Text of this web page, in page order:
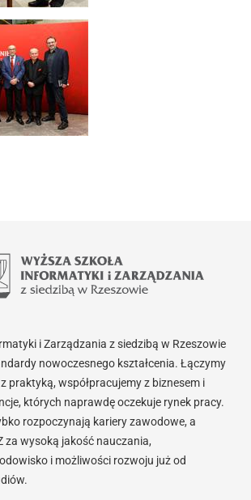
i Zarządzania z siedzibą w Rzeszowie
nowoczesnego kształcenia. Łączymy
praktyką, współpracujemy z biznesem i
których naprawdę oczekuje rynek pracy.
rozpoczynają kariery zawodowe, a
za wysoką jakość nauczania,
i możliwości rozwoju już od